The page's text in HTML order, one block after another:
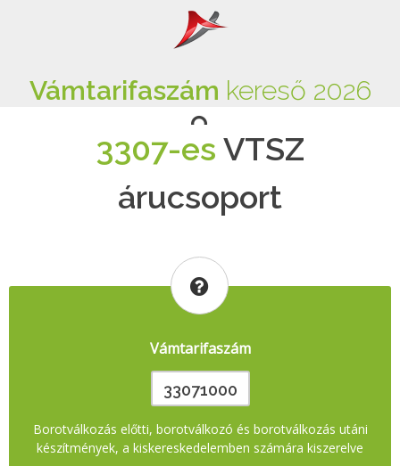
Vámtarifaszám kereső 2026
3307-es VTSZ
árucsoport
Vámtarifaszám
33071000
Borotválkozás előtti, borotválkozó és borotválkozás utáni
készítmények, a kiskereskedelemben számára kiszerelve